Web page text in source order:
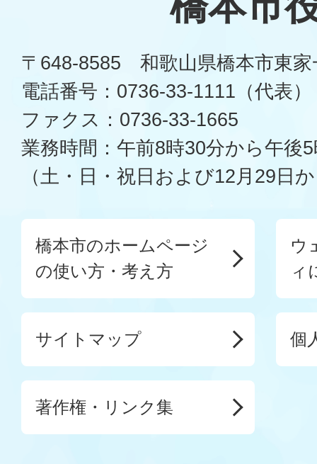
〒648-8585 和歌山県橋本市東家
電話番号：0736-33-1111（代表）
ファクス：0736-33-1665
業務時間：午前8時30分から午後
（土・日・祝日および12月29日
橋本市のホームページ
の使い方・考え方
ウ
ィ
サイトマップ 個
著作権・リンク集